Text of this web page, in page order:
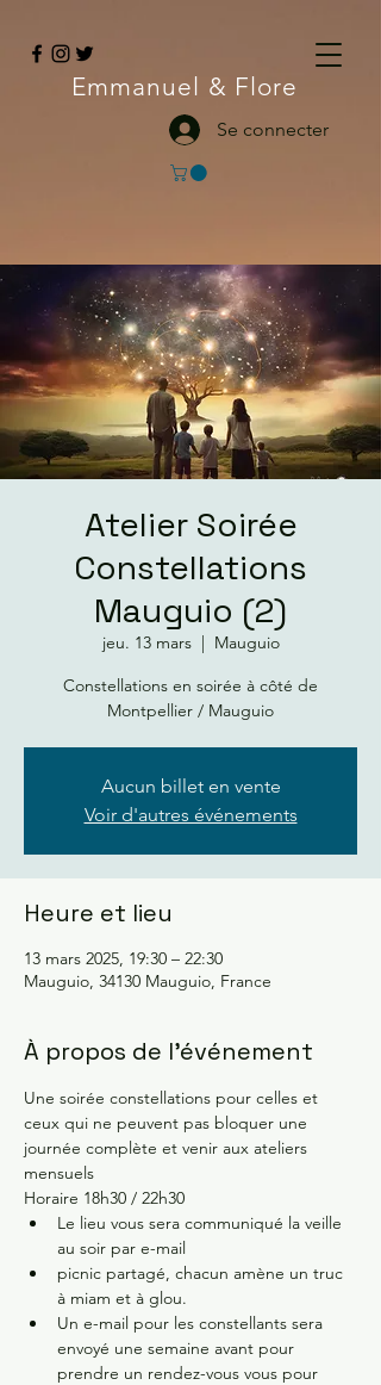
Emmanuel & Flore
Se connecter
Atelier Soirée
Constellations
Mauguio (2)
jeu. 13 mars
  |
Mauguio
Constellations en soirée à côté de
Montpellier / Mauguio
Aucun billet en vente
Voir d'autres événements
Heure et lieu
13 mars 2025, 19:30 – 22:30
Mauguio, 34130 Mauguio, France
À propos de l'événement
Une soirée constellations pour celles et
ceux qui ne peuvent pas bloquer une
journée complète et venir aux ateliers
mensuels
Horaire 18h30 / 22h30
Le lieu vous sera communiqué la veille
au soir par e-mail
picnic partagé, chacun amène un truc
à miam et à glou.
Un e-mail pour les constellants sera
envoyé une semaine avant pour
prendre un rendez-vous vous pour